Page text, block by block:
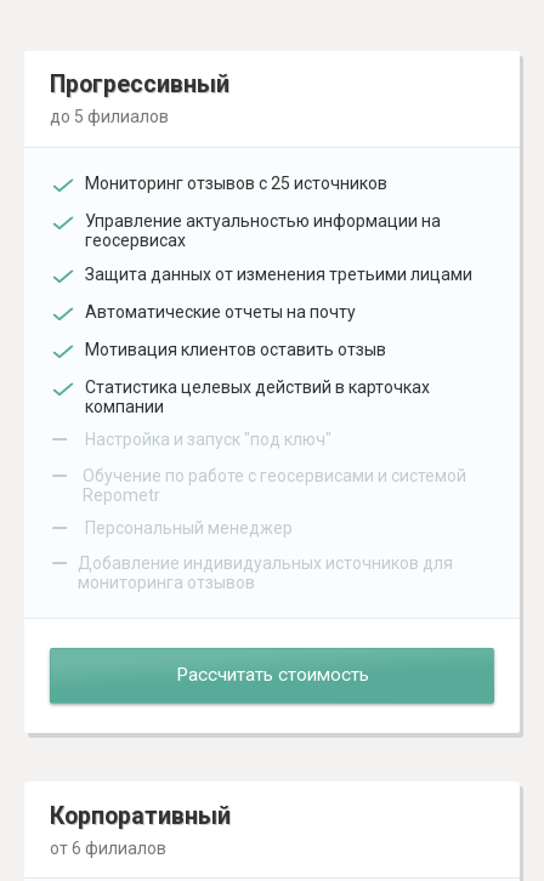
Прогрессивный
до 5 филиалов
Мониторинг отзывов с 25 источников
Управление актуальностью информации на
геосервисах
Защита данных от изменения третьими лицами
Автоматические отчеты на почту
Мотивация клиентов оставить отзыв
Статистика целевых действий в карточках
компании
– Настройка и запуск "под ключ"
–
Обучение по работе с геосервисами и системой
Repometr
– Персональный менеджер
–
Добавление индивидуальных источников для
мониторинга отзывов
Рассчитать стоимость
Корпоративный
от 6 филиалов